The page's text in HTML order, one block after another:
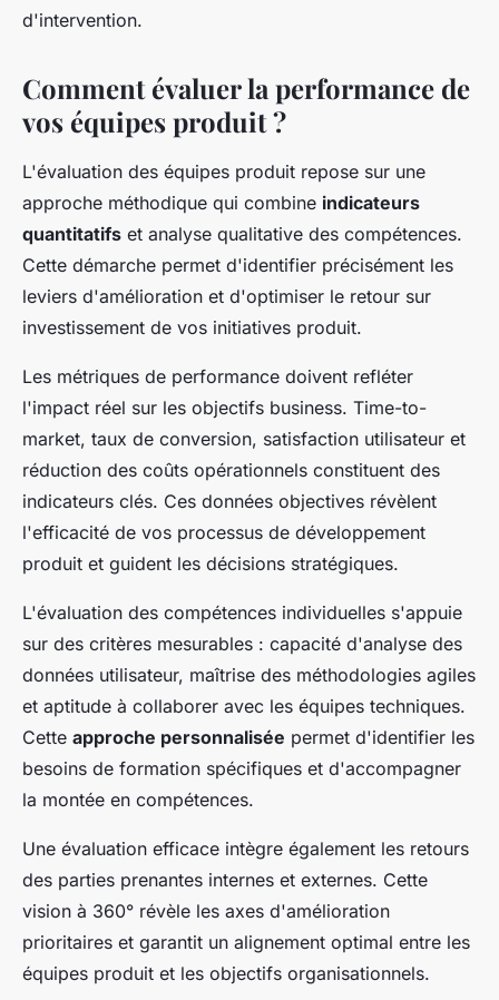
d'intervention.
Comment évaluer la performance de
vos équipes produit ?
L'évaluation des équipes produit repose sur une
approche méthodique qui combine indicateurs
quantitatifs et analyse qualitative des compétences.
Cette démarche permet d'identifier précisément les
leviers d'amélioration et d'optimiser le retour sur
investissement de vos initiatives produit.
Les métriques de performance doivent refléter
l'impact réel sur les objectifs business. Time-to-
market, taux de conversion, satisfaction utilisateur et
réduction des coûts opérationnels constituent des
indicateurs clés. Ces données objectives révèlent
l'efficacité de vos processus de développement
produit et guident les décisions stratégiques.
L'évaluation des compétences individuelles s'appuie
sur des critères mesurables : capacité d'analyse des
données utilisateur, maîtrise des méthodologies agiles
et aptitude à collaborer avec les équipes techniques.
Cette approche personnalisée permet d'identifier les
besoins de formation spécifiques et d'accompagner
la montée en compétences.
Une évaluation efficace intègre également les retours
des parties prenantes internes et externes. Cette
vision à 360° révèle les axes d'amélioration
prioritaires et garantit un alignement optimal entre les
équipes produit et les objectifs organisationnels.